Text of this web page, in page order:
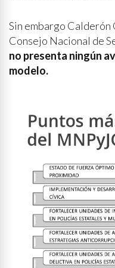
Sin embargo
Consejo Nacional de
no presenta ningún
modelo.